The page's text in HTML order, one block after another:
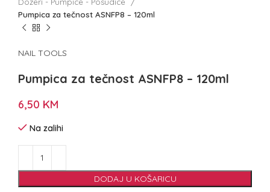
Pumpica za tečnost ASNFP8 – 120ml
NAIL TOOLS
Pumpica za tečnost ASNFP8 – 120ml
6,50 KM
Na zalihi
DODAJ U KOŠARICU